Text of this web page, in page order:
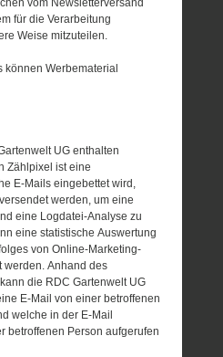
vom Newsletterversand
für die Verarbeitung
Weise mitzuteilen.
können Werbematerial
UG enthalten
Zählpixel ist eine
E-Mails eingebettet wird,
werden, um eine
eine Logdatei-Analyse zu
eine statistische Auswertung
von Online-Marketing-
werden. Anhand des
die RDC Gartenwelt UG
E-Mail von einer betroffenen
welche in der E-Mail
betroffenen Person aufgerufen